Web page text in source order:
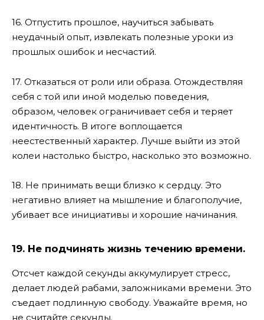
16. Отпустить прошлое, научиться забывать
неудачный опыт, извлекать полезные уроки из
прошлых ошибок и несчастий.
17. Отказаться от роли или образа. Отождествляя
себя с той или иной моделью поведения,
образом, человек ограничивает себя и теряет
идентичность. В итоге воплощается
неестественный характер. Лучше выйти из этой
колеи настолько быстро, насколько это возможно.
18. Не принимать вещи близко к сердцу. Это
негативно влияет на мышление и благополучие,
убивает все инициативы и хорошие начинания.
19. Не подчинять жизнь течению времени.
Отсчет каждой секунды аккумулирует стресс,
делает людей рабами, заложниками времени. Это
съедает подлинную свободу. Уважайте время, но
не считайте секунды.